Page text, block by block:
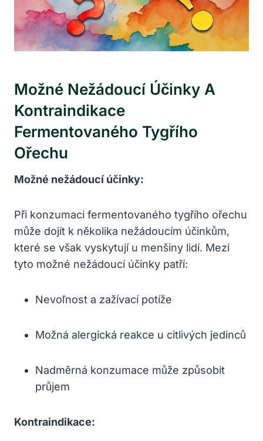
Možné Nežádoucí Účinky A
Kontraindikace
Fermentovaného Tygřího
Ořechu
Možné nežádoucí účinky:
Při konzumaci fermentovaného tygřího ořechu
může dojít k několika nežádoucím účinkům,
které se však vyskytují u menšiny lidí. Mezi
tyto možné nežádoucí účinky patří:
Nevoľnost a zažívací potíže
Možná alergická reakce u citlivých jedinců
Nadměrná konzumace může způsobit
průjem
Kontraindikace: